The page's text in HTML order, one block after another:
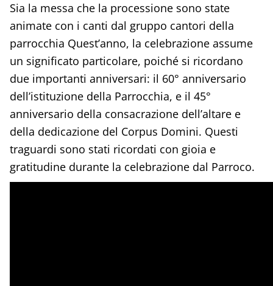
Sia la messa che la processione sono state
animate con i canti dal gruppo cantori della
parrocchia Quest’anno, la celebrazione assume
un significato particolare, poiché si ricordano
due importanti anniversari: il 60° anniversario
dell’istituzione della Parrocchia, e il 45°
anniversario della consacrazione dell’altare e
della dedicazione del Corpus Domini. Questi
traguardi sono stati ricordati con gioia e
gratitudine durante la celebrazione dal Parroco.